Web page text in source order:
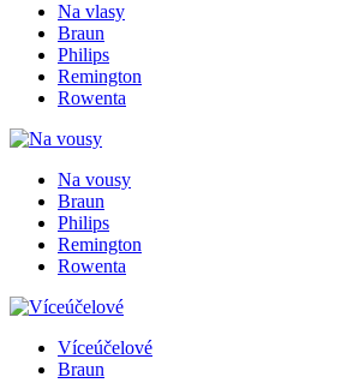
Na vlasy
Braun
Philips
Remington
Rowenta
Na vousy
Braun
Philips
Remington
Rowenta
Víceúčelové
Braun